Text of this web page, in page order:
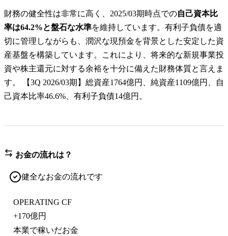
財務の健全性は非常に高く、2025/03期時点での自己資本比
率は64.2%と盤石な水準を維持しています。有利子負債を適
切に管理しながらも、潤沢な現預金を背景とした安定した資
産基盤を構築しています。これにより、将来的な新規事業投
資や株主還元に対する余裕を十分に備えた財務体質と言えま
す。 【3Q 2026/03期】総資産1764億円、純資産1109億円、自
己資本比率46.6%、有利子負債14億円。
お金の流れは？
健全なお金の流れです
OPERATING CF
+170億円
本業で稼いだお金